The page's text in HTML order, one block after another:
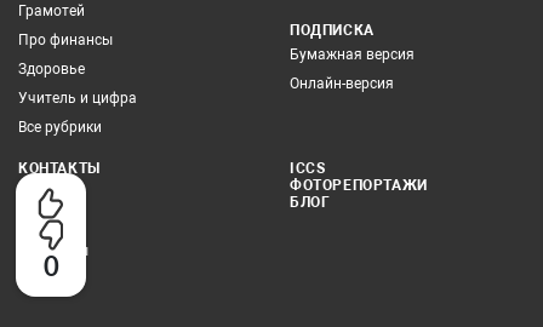
0
Грамотей
Про финансы
Здоровье
Учитель и цифра
Все рубрики
ПОДПИСКА
Бумажная версия
Онлайн-версия
КОНТАКТЫ
Редакция
Реклама
Партнеры
ICCS
ФОТОРЕПОРТАЖИ
БЛОГ